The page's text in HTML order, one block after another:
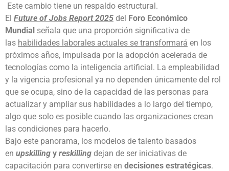
Este cambio tiene un respaldo estructural.
El Future of Jobs Report 2025 del Foro Económico
Mundial señala que una proporción significativa de
las habilidades laborales actuales se transformará en los
próximos años, impulsada por la adopción acelerada de
tecnologías como la inteligencia artificial. La empleabilidad
y la vigencia profesional ya no dependen únicamente del rol
que se ocupa, sino de la capacidad de las personas para
actualizar y ampliar sus habilidades a lo largo del tiempo,
algo que solo es posible cuando las organizaciones crean
las condiciones para hacerlo.
Bajo este panorama, los modelos de talento basados
en upskilling y reskilling dejan de ser iniciativas de
capacitación para convertirse en decisiones estratégicas.